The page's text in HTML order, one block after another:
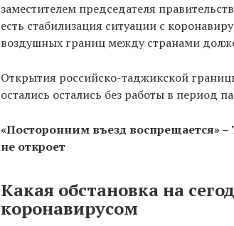
заместителем председателя
есть стабилизация ситуации с
воздушных границ между странами
Открытия российско-таджикской
остались остались без работы в период
«Посторонним въезд воспрещается»
не откроет
Какая обстановка на
коронавирусом